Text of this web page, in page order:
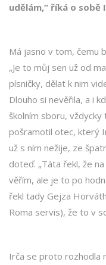
udělám,“ říká o sobě
Má jasno v tom, čemu
„Je to můj sen už od
písničky, dělat k nim
Dlouho si nevěřila, a i
školním sboru,
pošramotil otec, který
už s ním nežije, ze
doteď. „Táta řekl, že
věřím, ale je to po
řekl tady Gejza
Roma servis), že to v
Irča se proto rozhodla